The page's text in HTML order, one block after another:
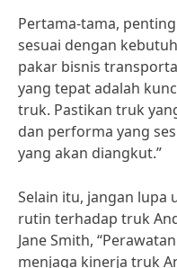
Pertama-tama,
sesuai dengan
pakar bisnis
yang tepat adalah
truk. Pastikan truk
dan performa yang
yang akan diangkut.”
Selain itu, jangan lupa
rutin terhadap truk
Jane Smith,
menjaga kinerja truk